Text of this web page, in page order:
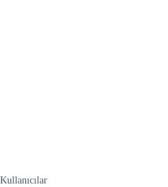
Kullanıcılar